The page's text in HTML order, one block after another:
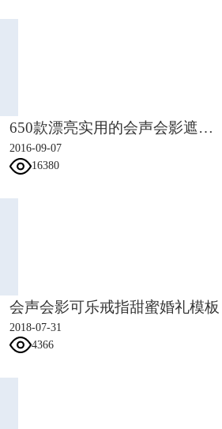
图4：添加滤镜
单调，我们可以为视频添加上必要的文字说
配上一段动听的音乐了，要不图片没有声音
将下载好的背景音乐导入到声音轨就完成
650款漂亮实用的会声会影遮罩素材
2016-09-07
16380
会声会影可乐戒指甜蜜婚礼模板
2018-07-31
4366